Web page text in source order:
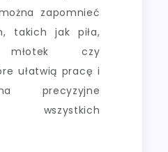
zapomnieć
takich jak piła,
młotek czy
ułatwią pracę i
precyzyjne
wszystkich